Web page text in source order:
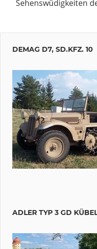
Sehenswüdigkeiten
DEMAG D7, SD.KFZ. 10
ADLER TYP 3 GD